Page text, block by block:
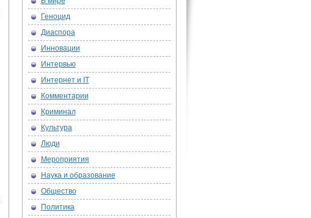
Геноцид
Диаспора
Инновации
Интервью
Интернет и IT
Комментарии
Криминал
Культура
Люди
Мероприятия
Наука и образование
Общество
Политика